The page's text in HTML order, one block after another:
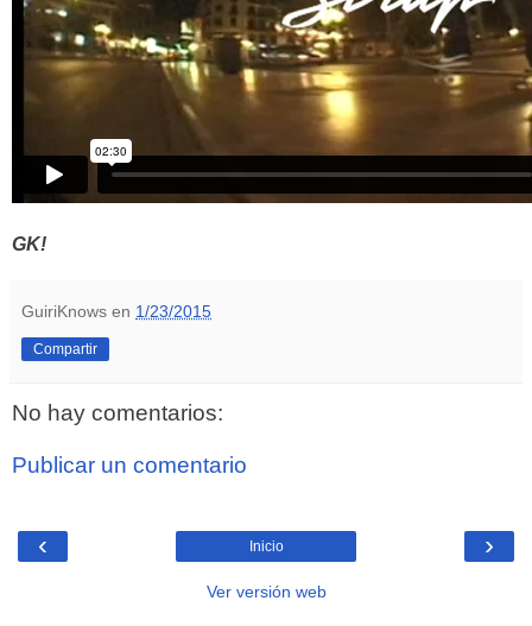
GK!
GuiriKnows en 1/23/2015
Compartir
No hay comentarios:
Publicar un comentario
‹ ›
Inicio
Ver versión web